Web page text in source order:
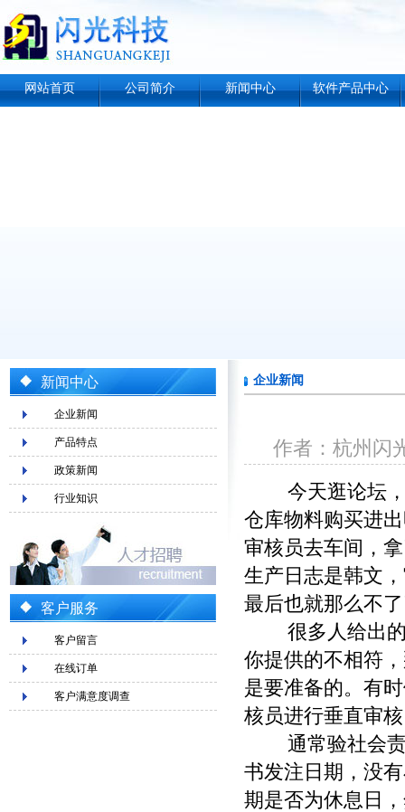
网站首页 公司简介 新闻中心 软件产品中心
新闻中心
企业新闻
产品特点
政策新闻
行业知识
客户服务
客户留言
在线订单
客户满意度调查
企业新闻
作者：杭州闪
今天逛论坛，
仓库物料购买进
审核员去车间，
生产日志是韩文
最后也就那么不
很多人给出的
你提供的不相符
是要准备的。有
核员进行垂直审
通常验社会责
书发注日期，没
期是否为休息日